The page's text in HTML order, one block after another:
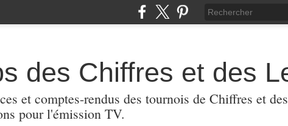
des Chiffres et des
et comptes-rendus des tournois de Chiffres et
pour l'émission TV.